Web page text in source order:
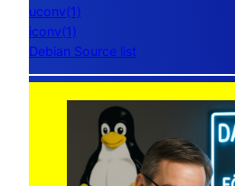
uconv(1)
iconv(1)
Debian Source list